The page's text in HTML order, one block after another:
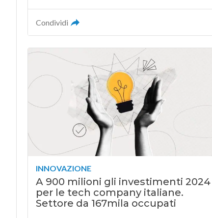
Condividi
INNOVAZIONE
A 900 milioni gli investimenti 2024
per le tech company italiane.
Settore da 167mila occupati